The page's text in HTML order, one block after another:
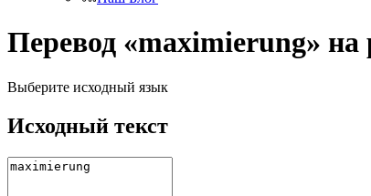
Перевод «maximierung» на
Выберите исходный язык
Исходный текст